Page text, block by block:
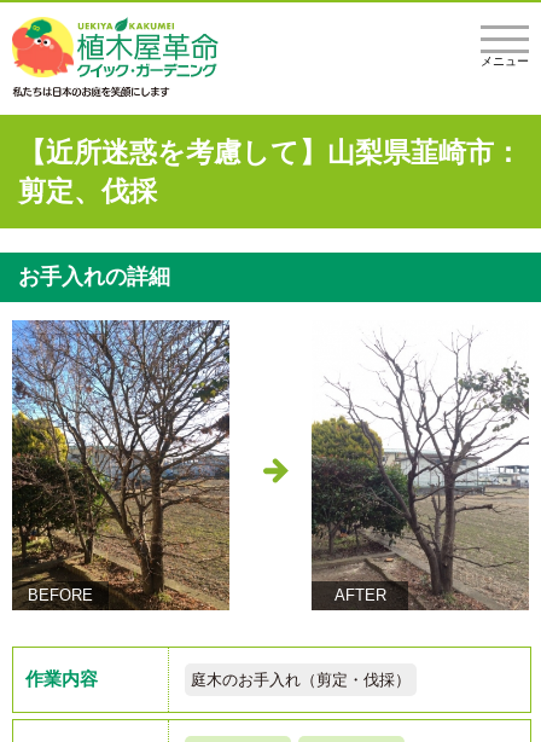
メニュー
【近所迷惑を考慮して】山梨県韮崎市：
剪定、伐採
お手入れの詳細
BEFORE AFTER
作業内容 庭木のお手入れ（剪定・伐採）